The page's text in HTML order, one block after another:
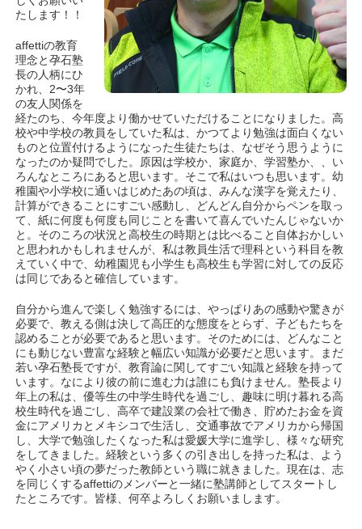
たします！！
affettiの教育
理念と孕石塾
長の人柄にひ
かれ、2〜3年
の友人関係を
経たのち、今年度より働かせていただけることになりました。高
校や中学校の教員をしていた私は、かつてより勉強は面白くない
ものと位置付けるようになった生徒たちは、なぜそう思うように
なったのか疑問でした。原因は学校か、家庭か、学習塾か、、い
ろんなところにあると思います。そこで私はいつも思います。幼
稚園や小学校に通いはじめたあの頃は、みんな漢字を覚えたり、
計算ができることにすごい感動し、どんどん自分からペンを取っ
て、紙に何度も何度も同じことを書いて喜んでいたんじゃないか
と。そのころの状況と高校生の時期とは比べること自体おかしい
と思われかもしれませんが、私は教員生活で理科という科目を教
えていく中で、幼稚園児も小学生も高校生も学習に対しての反応
は同じであると確信しています。
自分から進んで楽しく勉強するには、やっぱりあの感動や驚きが
必要で、教える側は決して高圧的な態度をとらず、子どもたちを
認めることが必要であると思います。そのためには、どんなこと
にも動じない豊富な経験と幅広い知識が必要だと思います。まだ
若い孕石塾長ですが、教育論に関してすごい知識と経験を持って
います。なにより彼の前に進む力は誰にも負けません。塾長より
年上の私は、優等生の中学生時代を過ごし、趣味に明け暮れる高
校生時代を過ごし、高卒で建設業の会社で働き、貯めたお金を資
金にアメリカとメキシコで生活し、交通事故でアメリカから帰国
し、大学で勉強したくなった私は愛媛大学に進学し、様々な研究
をしてきました。経験という多くの引き出しを持った私は、よう
やく小さい頃の夢だった教師という職に就きました。現在は、志
を同じくするaffettiのメンバーと一緒に塾講師としてスタートし
たところです。皆様、何卒よろしくお願いまします。